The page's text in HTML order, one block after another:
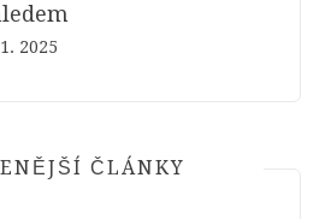
2025
ČLÁNKY